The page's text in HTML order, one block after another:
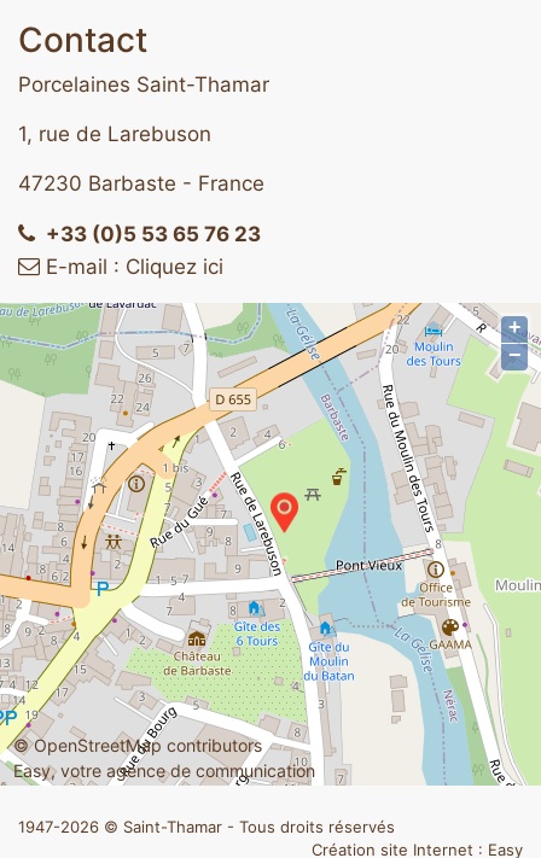
Contact
Porcelaines Saint-Thamar
1, rue de Larebuson
47230 Barbaste - France
+33 (0)5 53 65 76 23
E-mail : Cliquez ici
+
−
©OpenStreetMap contributors
Easy, votre agence de communication
1947-2026 © Saint-Thamar - Tous droits réservés
Création site Internet : Easy